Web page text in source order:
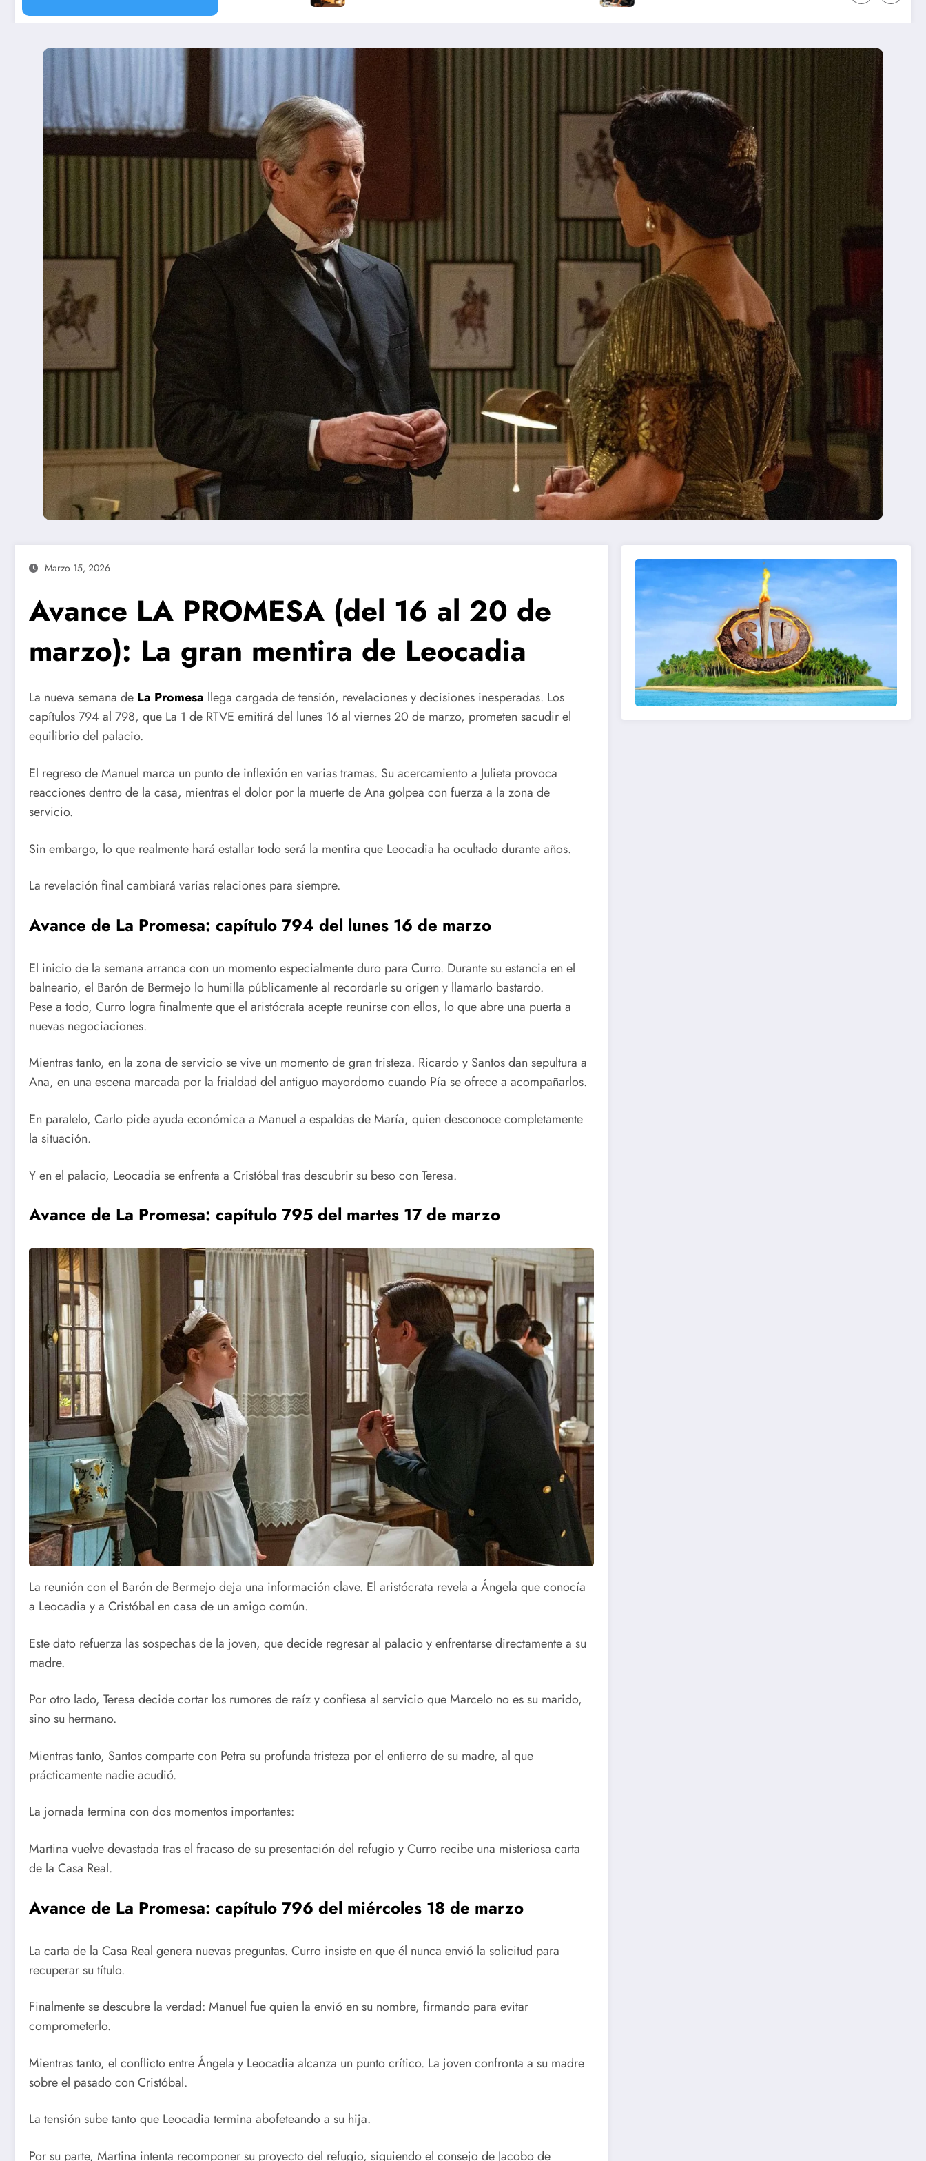
Marzo 15, 2026
Avance LA PROMESA (del 16 al 20 de
marzo): La gran mentira de Leocadia
La nueva semana de La Promesa llega cargada de tensión, revelaciones y decisiones inesperadas. Los
capítulos 794 al 798, que La 1 de RTVE emitirá del lunes 16 al viernes 20 de marzo, prometen sacudir el
equilibrio del palacio.
El regreso de Manuel marca un punto de inflexión en varias tramas. Su acercamiento a Julieta provoca
reacciones dentro de la casa, mientras el dolor por la muerte de Ana golpea con fuerza a la zona de
servicio.
Sin embargo, lo que realmente hará estallar todo será la mentira que Leocadia ha ocultado durante años.
La revelación final cambiará varias relaciones para siempre.
Avance de La Promesa: capítulo 794 del lunes 16 de marzo
El inicio de la semana arranca con un momento especialmente duro para Curro. Durante su estancia en el
balneario, el Barón de Bermejo lo humilla públicamente al recordarle su origen y llamarlo bastardo.
Pese a todo, Curro logra finalmente que el aristócrata acepte reunirse con ellos, lo que abre una puerta a
nuevas negociaciones.
Mientras tanto, en la zona de servicio se vive un momento de gran tristeza. Ricardo y Santos dan sepultura a
Ana, en una escena marcada por la frialdad del antiguo mayordomo cuando Pía se ofrece a acompañarlos.
En paralelo, Carlo pide ayuda económica a Manuel a espaldas de María, quien desconoce completamente
la situación.
Y en el palacio, Leocadia se enfrenta a Cristóbal tras descubrir su beso con Teresa.
Avance de La Promesa: capítulo 795 del martes 17 de marzo
La reunión con el Barón de Bermejo deja una información clave. El aristócrata revela a Ángela que conocía
a Leocadia y a Cristóbal en casa de un amigo común.
Este dato refuerza las sospechas de la joven, que decide regresar al palacio y enfrentarse directamente a su
madre.
Por otro lado, Teresa decide cortar los rumores de raíz y confiesa al servicio que Marcelo no es su marido,
sino su hermano.
Mientras tanto, Santos comparte con Petra su profunda tristeza por el entierro de su madre, al que
prácticamente nadie acudió.
La jornada termina con dos momentos importantes:
Martina vuelve devastada tras el fracaso de su presentación del refugio y Curro recibe una misteriosa carta
de la Casa Real.
Avance de La Promesa: capítulo 796 del miércoles 18 de marzo
La carta de la Casa Real genera nuevas preguntas. Curro insiste en que él nunca envió la solicitud para
recuperar su título.
Finalmente se descubre la verdad: Manuel fue quien la envió en su nombre, firmando para evitar
comprometerlo.
Mientras tanto, el conflicto entre Ángela y Leocadia alcanza un punto crítico. La joven confronta a su madre
sobre el pasado con Cristóbal.
La tensión sube tanto que Leocadia termina abofeteando a su hija.
Por su parte, Martina intenta recomponer su proyecto del refugio, siguiendo el consejo de Jacobo de